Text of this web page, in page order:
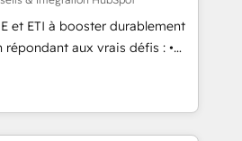
Belgium, Singapore, and
175+ employees.
et ETI à booster durablement
aux vrais défis : •
avec d’autres outils (ERP,
Amélioration de la
des données pour des